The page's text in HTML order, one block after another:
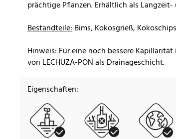
prächtige Pflanzen. Erhältlich als
Bestandteile:Bims, Kokosgrieß,
Hinweis: Für eine noch bessere
von LECHUZA-PON als Drainageschicht.
Eigenschaften: